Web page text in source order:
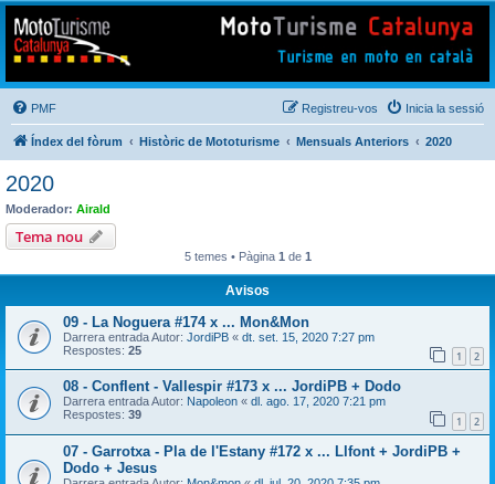
Mototurisme
Turisme en moto en català
PMF Inicia la sessió
Registreu-vos
Índex del fòrum Històric de Mototurisme Mensuals Anteriors 2020
2020
Moderador: Airald
Tema nou
5 temes • Pàgina 1 de 1
Avisos
09 - La Noguera #174 x ... Mon&Mon
Darrera entrada Autor: JordiPB « dt. set. 15, 2020 7:27 pm
Respostes: 25 1 2
08 - Conflent - Vallespir #173 x ... JordiPB + Dodo
Darrera entrada Autor: Napoleon « dl. ago. 17, 2020 7:21 pm
Respostes: 39 1 2
07 - Garrotxa - Pla de l'Estany #172 x ... Llfont + JordiPB +
Dodo + Jesus